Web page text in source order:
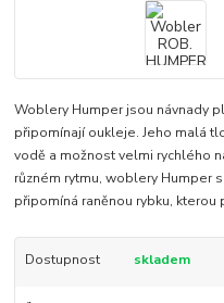
Woblery Humper jsou návnady
připomínají oukleje. Jeho malá
vodě a možnost velmi rychlého
různém rytmu, woblery Humper
připomíná raněnou rybku, kterou
Dostupnost skladem